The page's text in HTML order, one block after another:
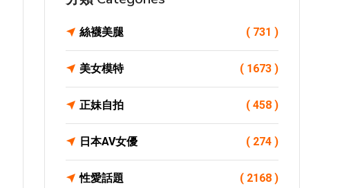
絲襪美腿 ( 731 )
美女模特 ( 1673 )
正妹自拍 ( 458 )
日本AV女優 ( 274 )
性愛話題 ( 2168 )